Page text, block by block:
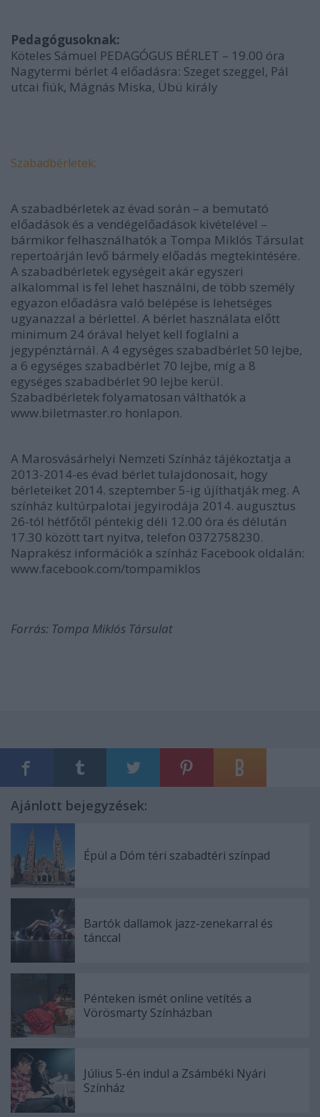
Pedagógusoknak:
Köteles Sámuel PEDAGÓGUS BÉRLET – 19.00 óra
Nagytermi bérlet 4 előadásra: Szeget szeggel, Pál
utcai fiúk, Mágnás Miska, Übü király
Szabadbérletek:
A szabadbérletek az évad során – a bemutató
előadások és a vendégelőadások kivételével –
bármikor felhasználhatók a Tompa Miklós Társulat
repertoárján levő bármely előadás megtekintésére.
A szabadbérletek egységeit akár egyszeri
alkalommal is fel lehet használni, de több személy
egyazon előadásra való belépése is lehetséges
ugyanazzal a bérlettel. A bérlet használata előtt
minimum 24 órával helyet kell foglalni a
jegypénztárnál. A 4 egységes szabadbérlet 50 lejbe,
a 6 egységes szabadbérlet 70 lejbe, míg a 8
egységes szabadbérlet 90 lejbe kerül.
Szabadbérletek folyamatosan válthatók a
www.biletmaster.ro honlapon.
A Marosvásárhelyi Nemzeti Színház tájékoztatja a
2013-2014-es évad bérlet tulajdonosait, hogy
bérleteiket 2014. szeptember 5-ig újíthatják meg. A
színház kultúrpalotai jegyirodája 2014. augusztus
26-tól hétfőtől péntekig déli 12.00 óra és délután
17.30 között tart nyitva, telefon 0372758230.
Naprakész információk a színház Facebook oldalán:
www.facebook.com/tompamiklos
Forrás: Tompa Miklós Társulat
Ajánlott bejegyzések:
Épül a Dóm téri szabadtéri színpad
Bartók dallamok jazz-zenekarral és
tánccal
Pénteken ismét online vetítés a
Vörösmarty Színházban
Július 5-én indul a Zsámbéki Nyári
Színház